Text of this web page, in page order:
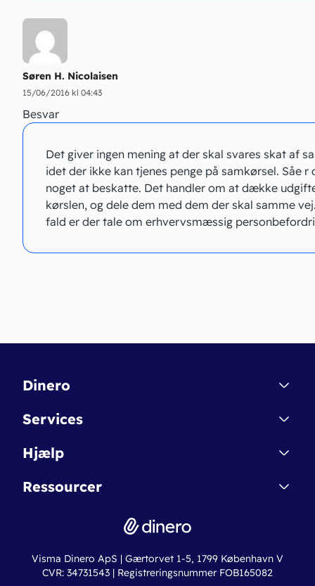
Søren H. Nicolaisen
15/06/2016 kl 04:43
Besvar
Det giver ingen mening at der skal svares skat af
idet der ikke kan tjenes penge på samkørsel. Såe r
noget at beskatte. Det handler om at dække
kørslen, og dele dem med dem der skal samme
fald er der tale om erhvervsmæssig
Dinero
Kontakt
Betingelser & Sikkerhed
Nye funktioner
Services
Dinero Starter
Dinero Pro
Erhvervslån
Fakturaskabeloner
Hjælp
Regnskabsordbogen
Online regnskabskurser
Ressourcer
Ny virksomhed
Iværksætterlegat
Visma Dinero ApS | Gærtorvet 1-5, 1799 København V
CVR: 34731543 | Registreringsnummer FOB165082